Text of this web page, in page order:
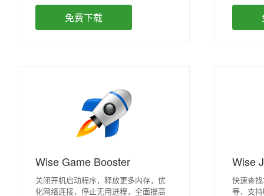
免费下载
Wise Game Booster
关闭开机启动程序，释放更多内存，优
化网络连接，停止无用进程，全面提高
Wise
快速查
等，支